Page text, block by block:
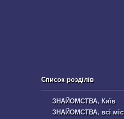
Список розділів
ЗНАЙОМСТВА, Київ
ЗНАЙОМСТВА, всі